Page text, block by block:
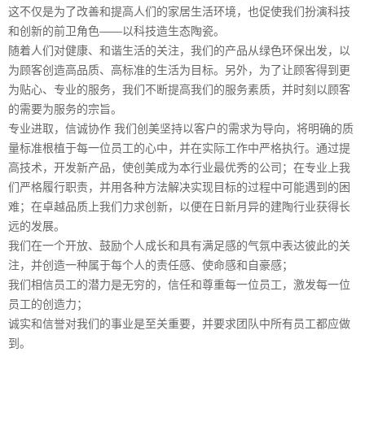
这不仅是为了改善和提高人们的家居生活环境，也促使我们扮演科技
和创新的前卫角色——以科技造生态陶瓷。
随着人们对健康、和谐生活的关注，我们的产品从绿色环保出发，以
为顾客创造高品质、高标准的生活为目标。另外，为了让顾客得到更
为贴心、专业的服务，我们不断提高我们的服务素质，并时刻以顾客
的需要为服务的宗旨。
专业进取，信诚协作 我们创美坚持以客户的需求为导向，将明确的质
量标准根植于每一位员工的心中，并在实际工作中严格执行。通过提
高技术，开发新产品，使创美成为本行业最优秀的公司；在专业上我
们严格履行职责，并用各种方法解决实现目标的过程中可能遇到的困
难；在卓越品质上我们力求创新，以便在日新月异的建陶行业获得长
远的发展。
我们在一个开放、鼓励个人成长和具有满足感的气氛中表达彼此的关
注，并创造一种属于每个人的责任感、使命感和自豪感；
我们相信员工的潜力是无穷的，信任和尊重每一位员工，激发每一位
员工的创造力；
诚实和信誉对我们的事业是至关重要，并要求团队中所有员工都应做
到。